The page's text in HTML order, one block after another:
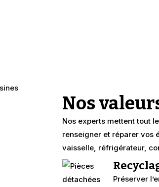
Nos
Nos experts mettent tout
renseigner et réparer vos
vaisselle, réfrigérateur,
Préserver